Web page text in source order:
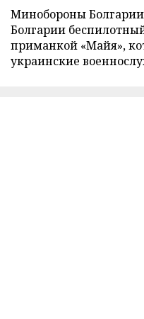
Минобороны
Болгарии
приманкой «Майя»,
украинские